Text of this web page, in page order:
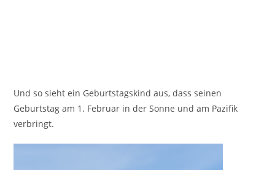
Und so sieht ein Geburtstagskind aus, dass seinen
Geburtstag am 1. Februar in der Sonne und am Pazifik
verbringt.